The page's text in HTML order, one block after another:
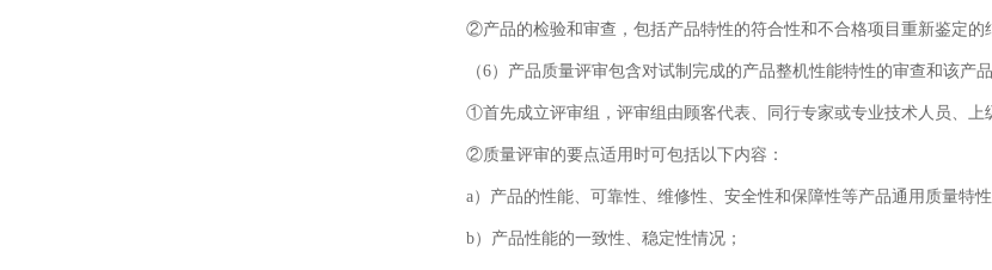
②产品的检验和审查，包括产品特性的符合性和不合格项目重新鉴定的
（6）产品质量评审包含对试制完成的产品整机性能特性的审查和该产
①首先成立评审组，评审组由顾客代表、同行专家或专业技术人员、上
②质量评审的要点适用时可包括以下内容：
a）产品的性能、可靠性、维修性、安全性和保障性等产品通用质量特性
b）产品性能的一致性、稳定性情况；